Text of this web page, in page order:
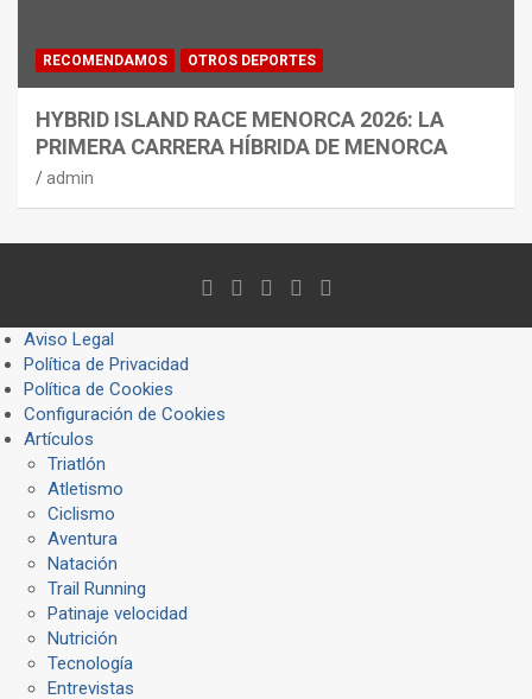
RECOMENDAMOS OTROS DEPORTES
HYBRID ISLAND RACE MENORCA 2026: LA
PRIMERA CARRERA HÍBRIDA DE MENORCA
admin
Aviso Legal
Política de Privacidad
Política de Cookies
Configuración de Cookies
Artículos
Triatlón
Atletismo
Ciclismo
Aventura
Natación
Trail Running
Patinaje velocidad
Nutrición
Tecnología
Entrevistas